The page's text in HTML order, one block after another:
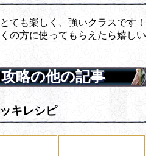
ても楽しく、強いクラスです！
の方に使ってもらえたら嬉しい
略の他の記事
キレシピ